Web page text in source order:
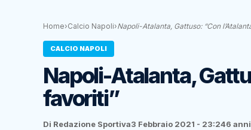
Home›Calcio Napoli›Napoli-Atalanta, Gattuso: “Con
CALCIO NAPOLI
Napoli-Atalanta,
favoriti”
Di Redazione Sportiva3 Febbraio 2021 - 23:246